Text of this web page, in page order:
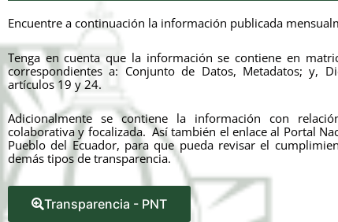
Encuentre a continuación la información publicada
Tenga en cuenta que la información se contiene en
correspondientes a: Conjunto de Datos, Metadatos; y,
artículos 19 y 24.
Adicionalmente se contiene la información con
colaborativa y focalizada. Así también el enlace al Portal
Pueblo del Ecuador, para que pueda revisar el
demás tipos de transparencia.
Transparencia - PNT